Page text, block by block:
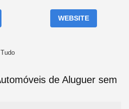
WEBSITE
Tudo